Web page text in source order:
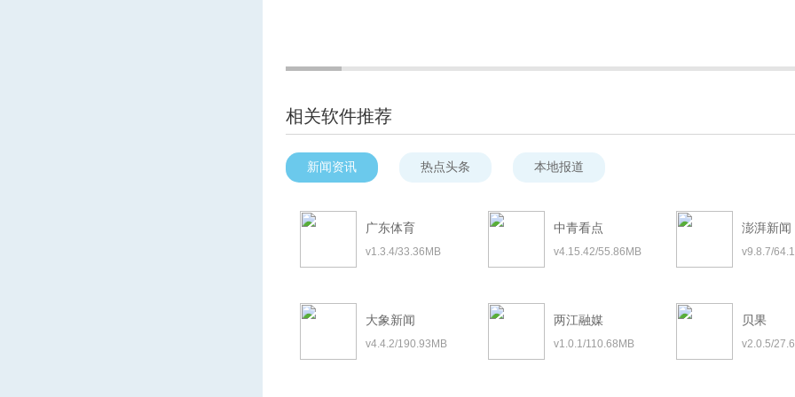
相关软件推荐
新闻资讯 热点头条 本地报道
广东体育
v1.3.4/33.36MB
中青看点
v4.15.42/55.86MB
澎湃新闻
v9.8.7/
大象新闻
v4.4.2/190.93MB
两江融媒
v1.0.1/110.68MB
贝果
v2.0.5/